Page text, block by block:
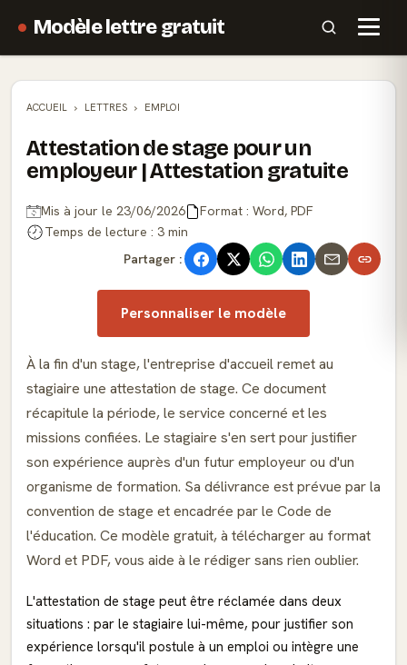
Modèle lettre gratuit
ACCUEIL LETTRES EMPLOI
Attestation de stage pour un
employeur | Attestation gratuite
Mis à jour le 23/06/2026
Format : Word, PDF
Temps de lecture : 3 min
Partager :
Personnaliser le modèle
À la fin d'un stage, l'entreprise d'accueil remet au
stagiaire une attestation de stage. Ce document
récapitule la période, le service concerné et les
missions confiées. Le stagiaire s'en sert pour justifier
son expérience auprès d'un futur employeur ou d'un
organisme de formation. Sa délivrance est prévue par la
convention de stage et encadrée par le Code de
l'éducation. Ce modèle gratuit, à télécharger au format
Word et PDF, vous aide à le rédiger sans rien oublier.
L'attestation de stage peut être réclamée dans deux
situations : par le stagiaire lui-même, pour justifier son
expérience lorsqu'il postule à un emploi ou intègre une